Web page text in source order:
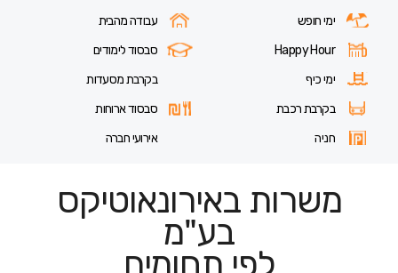
ימי חופש
עבודה מהבית
Happy Hour
סבסוד לימודים
ימי כיף
בקרבת מסעדות
בקרבת רכבת
סבסוד ארוחות
חניה
אירועי חברה
משרות באירונאוטיקס
בע"מ
לפי תחומים